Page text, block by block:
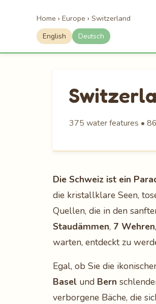
Home › Europe › Switzerland
English Deutsch
375 water features •
Die Schweiz ist ein
die kristallklare Seen,
Quellen, die in den
Staudämmen, 7 Wehren,
warten, entdeckt zu
Egal, ob Sie die
Basel und Bern
verborgene Bäche, die